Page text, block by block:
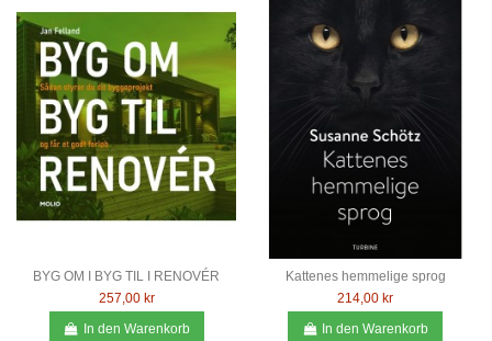
BYG OM I BYG TIL I RENOVÉR
257,00 kr
In den Warenkorb
Kattenes hemmelige sprog
214,00 kr
In den Warenkorb